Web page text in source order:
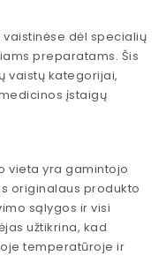
dėl specialių
preparatams. Šis
vaistų kategorijai,
įstaigų
vieta yra gamintojo
originalaus produkto
sąlygos ir visi
užtikrina, kad
temperatūroje ir